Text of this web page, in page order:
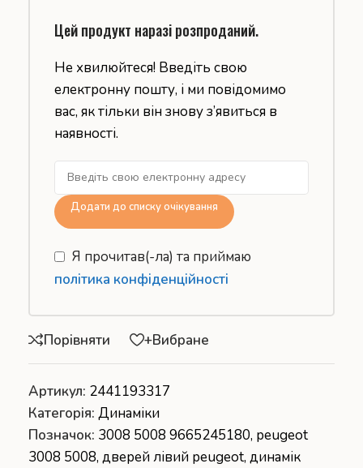
Цей продукт наразі розпроданий.
Не хвилюйтеся! Введіть свою
електронну пошту, і ми повідомимо
вас, як тільки він знову з’явиться в
наявності.
Додати до списку очікування
Я прочитав(-ла) та приймаю
політика конфіденційності
Порівняти +Вибране
Артикул: 2441193317
Категорія: Динаміки
Позначок: 3008 5008 9665245180, peugeot
3008 5008, дверей лівий peugeot, динамік